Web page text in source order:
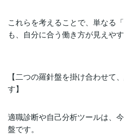
これらを考えることで、単なる
も、自分に合う働き方が見えやす
【二つの羅針盤を掛け合わせて
す】
適職診断や自己分析ツールは、
盤です。